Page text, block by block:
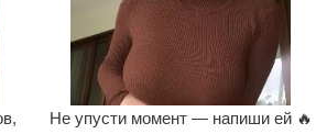
Не упусти момент — напиши ей 🔥